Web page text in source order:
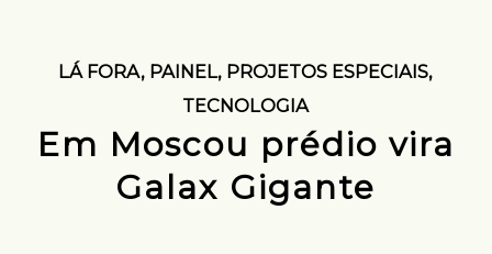
LÁ FORA, PAINEL, PROJETOS ESPECIAIS,
TECNOLOGIA
Em Moscou prédio vira
Galax Gigante